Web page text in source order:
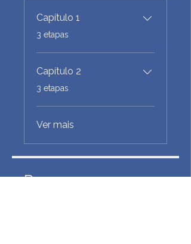
Capítulo 1
.3 etapas
Capítulo 2
.3 etapas
Ver mais
Preço